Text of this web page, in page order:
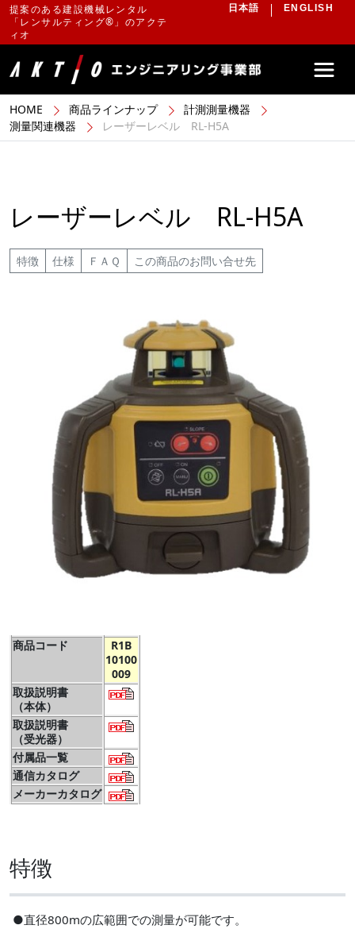
提案のある建設機械レンタル
「レンサルティング®」のアクテ
ィオ
日本語 ENGLISH
HOME 商品ラインナップ
計測測量機器
測量関連機器
レーザーレベル RL-H5A
レーザーレベル RL-H5A
特徴 仕様 ＦＡＱ この商品のお問い合せ先
商品コード
R1B
10100
009
取扱説明書
（本体）
取扱説明書
（受光器）
付属品一覧
通信カタログ
メーカーカタログ
特徴
●直径800mの広範囲での測量が可能です。